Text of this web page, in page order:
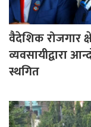
वैदेशिक रोजगार
व्यवसायीद्वारा
स्थगित